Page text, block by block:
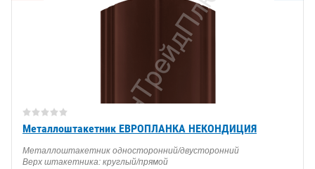
Металлоштакетник ЕВРОПЛАНКА НЕКОНДИЦИЯ
Металлоштакетник односторонний/двусторонний
Верх штакетника: круглый/прямой